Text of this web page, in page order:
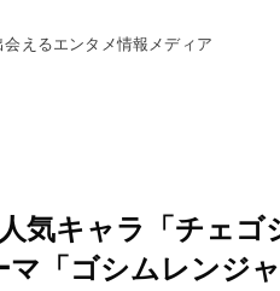
えるエンタメ情報メディア
気キャラ「チェゴ
「ゴシムレンジ